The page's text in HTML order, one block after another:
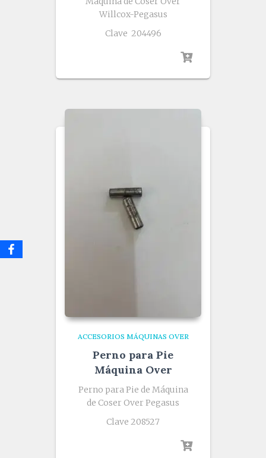
Willcox-Pegasus
Clave 204496
ACCESORIOS MÁQUINAS OVER
Perno para Pie
Máquina Over
Perno para Pie de Máquina
de Coser Over Pegasus
Clave 208527